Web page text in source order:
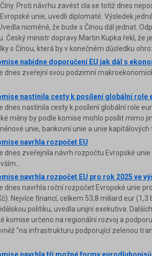
Proti návrhu zavést cla se totiž dnes
unie, uvedli diplomaté. Výsledek
nicméně, že bude s Čínou dál jednat.
Český ministr dopravy Martin Kupka řekl, že
s Čínou, která by v konečném důsledku
nabídne doporučení EU jak dál s
dnes zveřejní svou podzimní
nastínila cesty k posílení globální role
dnes nastínila cesty k posílení globální role
měny by podle komise mohlo posílit mimo
unie, bankovní unie a unie kapitálových
navrhla rozpočet EU
dnes zveřejnila návrh rozpočtu Evropské
navrhla rozpočet EU pro rok 2025 ve
dnes navrhla roční rozpočet Evropské unie
Nejvíce financí, celkem 53,8 miliard eur
politiku, uvedla unijní exekutiva.
komise určeno na regionální rozvoj a
"na infrastrukturu podporující zelenou